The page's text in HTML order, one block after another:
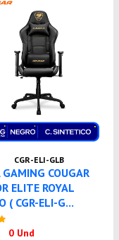
CGR-ELI-GLB
COUGAR
ELITE ROYAL
( CGR-ELI-G...
0 Und